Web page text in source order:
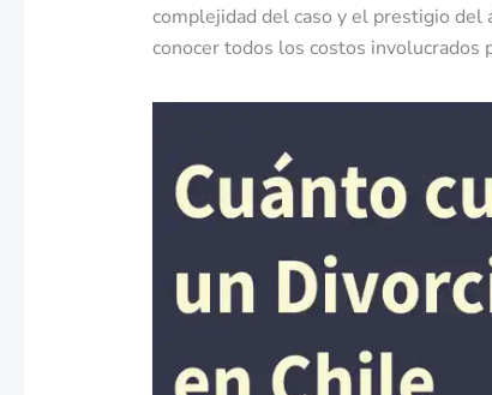
complejidad del caso y el prestigio del
conocer todos los costos involucrados